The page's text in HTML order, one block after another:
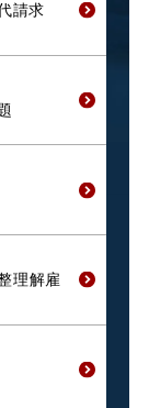
請求
理解雇